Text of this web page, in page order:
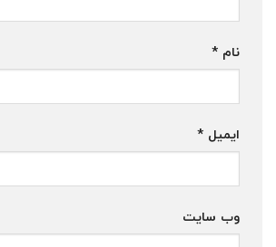
نام *
ایمیل *
وب‌ سایت